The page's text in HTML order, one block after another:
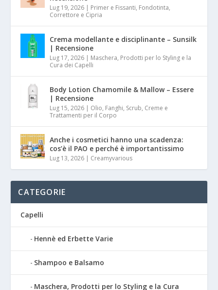
Lug 19, 2026 | Primer e Fissanti, Fondotinta,
Correttore e Cipria
Crema modellante e disciplinante – Sunsilk
| Recensione
Lug 17, 2026 | Maschera, Prodotti per lo Styling e la
Cura dei Capelli
Body Lotion Chamomile & Mallow – Essere
| Recensione
Lug 15, 2026 | Olio, Fanghi, Scrub, Creme e
Trattamenti per il Corpo
Anche i cosmetici hanno una scadenza:
cos’è il PAO e perché è importantissimo
Lug 13, 2026 | Creamyvarious
CATEGORIE
Capelli
Hennè ed Erbette Varie
Shampoo e Balsamo
Maschera, Prodotti per lo Styling e la Cura